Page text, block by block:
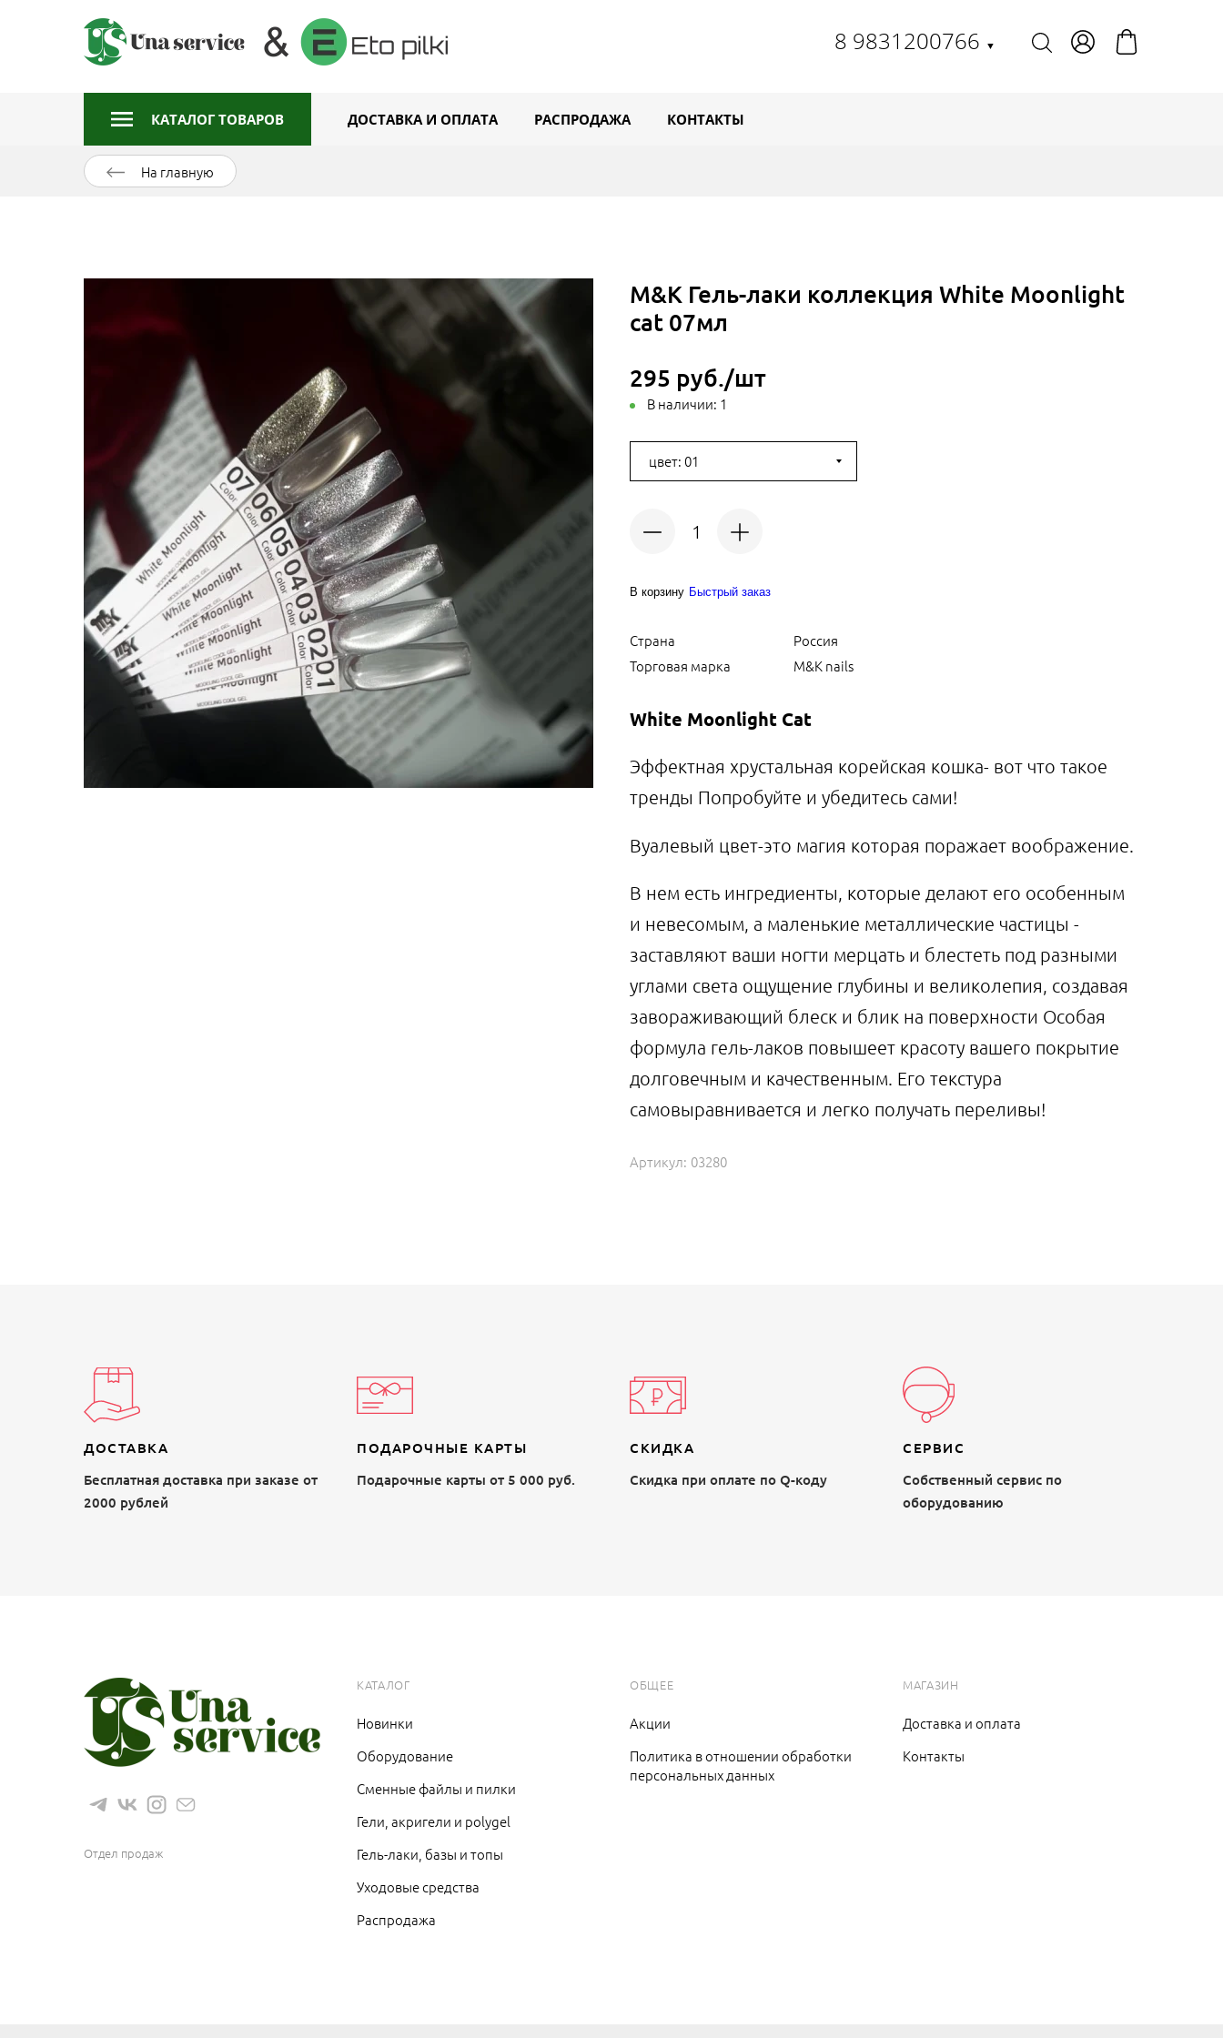
8 9831200766 ▼
КАТАЛОГ ТОВАРОВ ДОСТАВКА И ОПЛАТА РАСПРОДАЖА КОНТАКТЫ
На главную
M&K Гель-лаки коллекция White Moonlight
cat 07мл
295 руб./шт
В наличии: 1
цвет: 01
В корзину Быстрый заказ
Страна
Россия
Торговая марка
M&K nails
White Moonlight Cat
Эффектная хрустальная корейская кошка- вот что такое
тренды Попробуйте и убедитесь сами!
Вуалевый цвет-это магия которая поражает воображение.
В нем есть ингредиенты, которые делают его особенным
и невесомым, а маленькие металлические частицы -
заставляют ваши ногти мерцать и блестеть под разными
углами света ощущение глубины и великолепия, создавая
завораживающий блеск и блик на поверхности Особая
формула гель-лаков повышеет красоту вашего покрытие
долговечным и качественным. Его текстура
самовыравнивается и легко получать переливы!
Артикул: 03280
ДОСТАВКА
Бесплатная доставка при заказе от
2000 рублей
ПОДАРОЧНЫЕ КАРТЫ
Подарочные карты от 5 000 руб.
СКИДКА
Скидка при оплате по Q-коду
СЕРВИС
Собственный сервис по
оборудованию
Отдел продаж
КАТАЛОГ
Новинки
Оборудование
Сменные файлы и пилки
Гели, акригели и polygel
Гель-лаки, базы и топы
Уходовые средства
Распродажа
ОБЩЕЕ
Акции
Политика в отношении обработки
персональных данных
МАГАЗИН
Доставка и оплата
Контакты